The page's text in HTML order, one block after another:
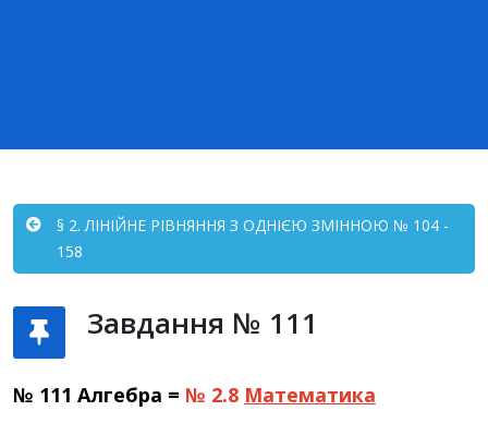
§ 2. ЛІНІЙНЕ РІВНЯННЯ З ОДНІЄЮ ЗМІННОЮ № 104 -
158
Завдання № 111
№ 111 Алгебра = № 2.8 Математика